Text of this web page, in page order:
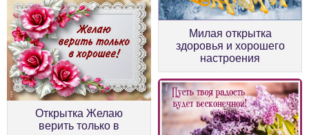
Милая открытка
здоровья и хорошего
настроения
Открытка Желаю
верить только в